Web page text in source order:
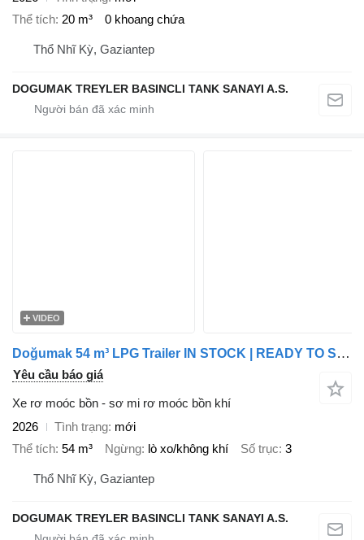
Thể tích 20 m³ 0 khoang chứa
Thổ Nhĩ Kỳ, Gaziantep
DOGUMAK TREYLER BASINCLI TANK SANAYI A.S.
VIDEO
Doğumak 54 m³ LPG Trailer IN STOCK | READY TO SHIP | 54 m³ LPG Trailer
Yêu cầu báo giá
Xe rơ moóc bồn - sơ mi rơ moóc bồn khí
2026
Tình trạng mới
Thể tích 54 m³ Ngừng lò xo/không khí Số trục 3
Thổ Nhĩ Kỳ, Gaziantep
DOGUMAK TREYLER BASINCLI TANK SANAYI A.S.